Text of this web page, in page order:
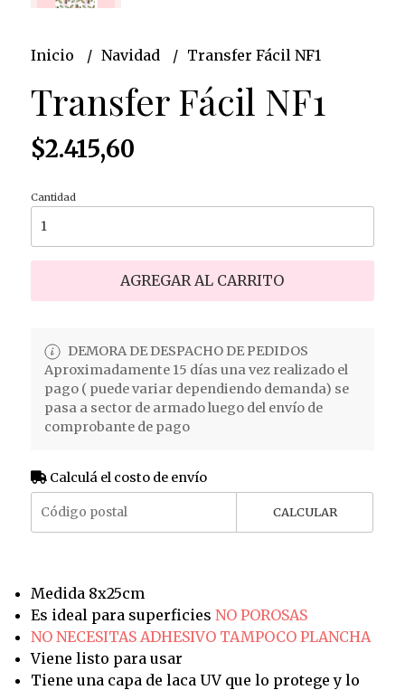
Inicio Navidad Transfer Fácil NF1
Transfer Fácil NF1
$2.415,60
Cantidad
AGREGAR AL CARRITO
DEMORA DE DESPACHO DE PEDIDOS
Aproximadamente 15 días una vez realizado el
pago ( puede variar dependiendo demanda) se
pasa a sector de armado luego del envío de
comprobante de pago
Calculá el costo de envío
CALCULAR
Medida 8x25cm
Es ideal para superficies NO POROSAS
NO NECESITAS ADHESIVO TAMPOCO PLANCHA
Viene listo para usar
Tiene una capa de laca UV que lo protege y lo